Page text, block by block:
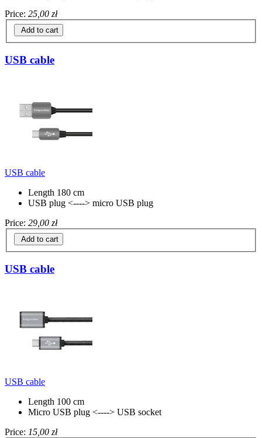
Price: 25,00 zł
Add to cart
USB cable
USB cable
Length 180 cm
USB plug <----> micro USB plug
Price: 29,00 zł
Add to cart
USB cable
USB cable
Length 100 cm
Micro USB plug <----> USB socket
Price: 15,00 zł